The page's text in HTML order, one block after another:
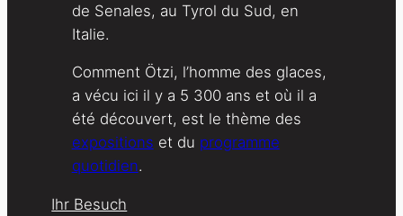
de Senales, au Tyrol du Sud, en
Italie.
Comment Ötzi, l’homme des glaces,
a vécu ici il y a 5 300 ans et où il a
été découvert, est le thème des
expositions et du programme
quotidien.
Ihr Besuch